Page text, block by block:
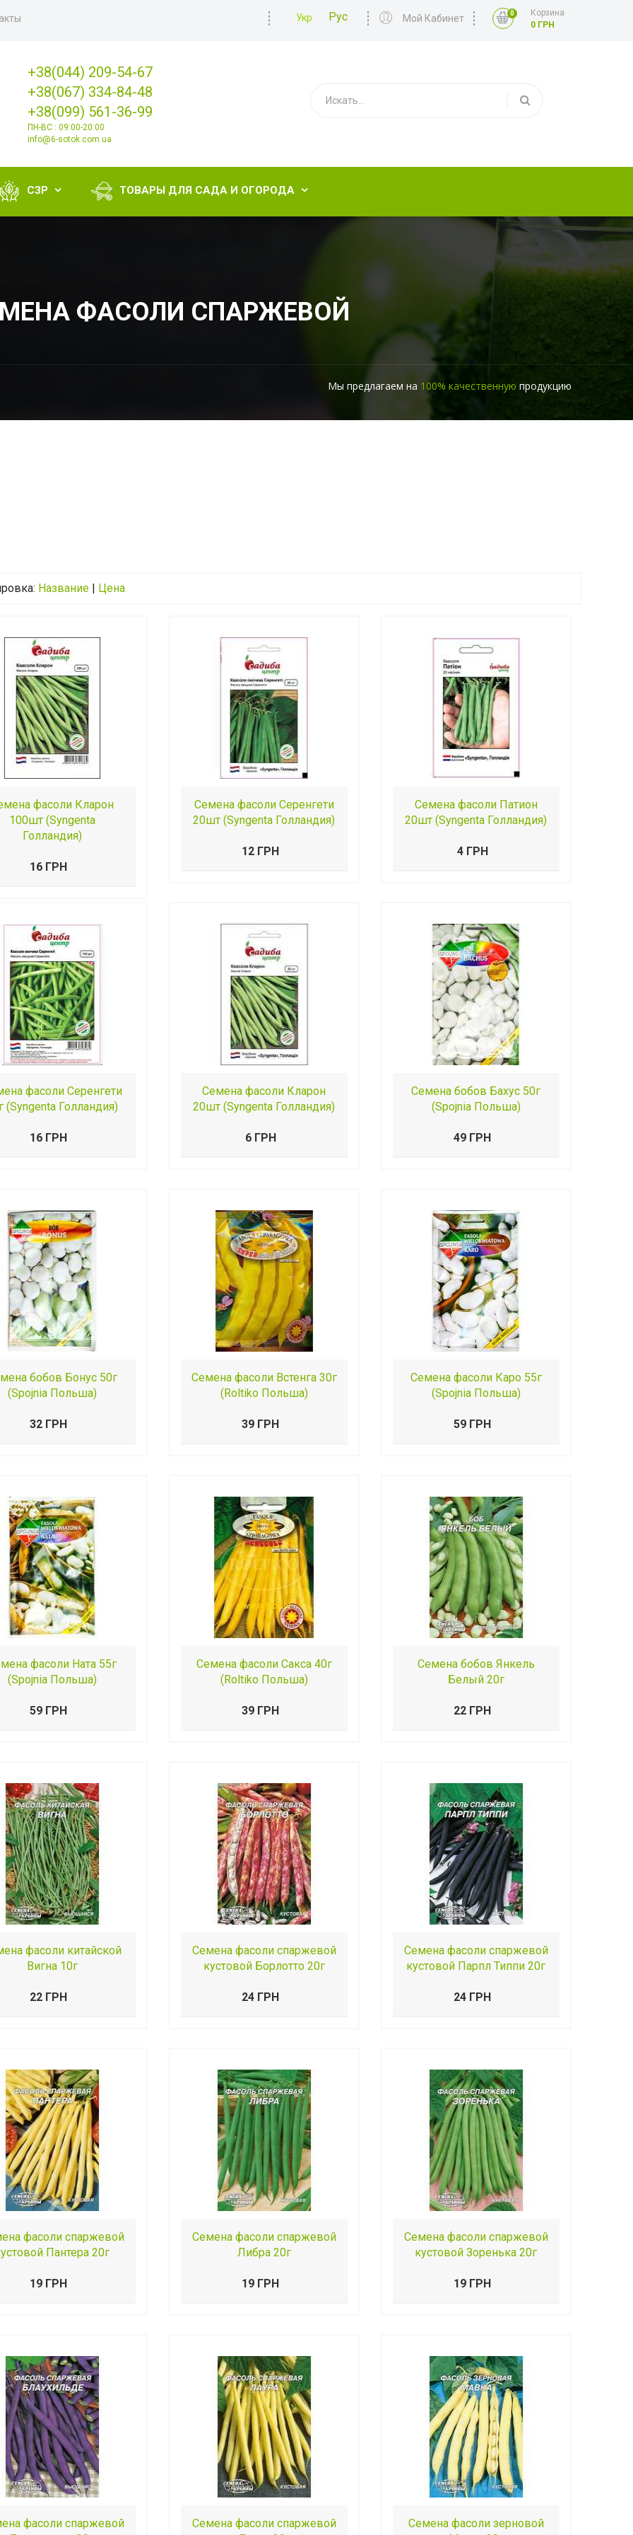
Укр Рус Мой Кабинет 0
Корзина
0 ГРН
+38(044) 209-54-67
+38(067) 334-84-48
+38(099) 561-36-99
ПН-ВС : 09:00-20:00
info@6-sotok.com.ua
СЗР  ТОВАРЫ ДЛЯ САДА И ОГОРОДА 
ФАСОЛИ СПАРЖЕВОЙ
Мы предлагаем на 100% качественную продукцию
Название | Цена
фасоли Кларон
100шт (Syngenta
Голландия)
16 ГРН
Семена фасоли Серенгети
20шт (Syngenta Голландия)
12 ГРН
Семена фасоли Патион
20шт (Syngenta Голландия)
4 ГРН
фасоли Серенгети
(Syngenta Голландия)
16 ГРН
Семена фасоли Кларон
20шт (Syngenta Голландия)
6 ГРН
Семена бобов Бахус 50г
(Spojnia Польша)
49 ГРН
бобов Бонус 50г
(Spojnia Польша)
32 ГРН
Семена фасоли Встенга 30г
(Roltiko Польша)
39 ГРН
Семена фасоли Каро 55г
(Spojnia Польша)
59 ГРН
фасоли Ната 55г
(Spojnia Польша)
59 ГРН
Семена фасоли Сакса 40г
(Roltiko Польша)
39 ГРН
Семена бобов Янкель
Белый 20г
22 ГРН
фасоли китайской
Вигна 10г
22 ГРН
Семена фасоли спаржевой
кустовой Борлотто 20г
24 ГРН
Семена фасоли спаржевой
кустовой Парпл Типпи 20г
24 ГРН
фасоли спаржевой
Пантера 20г
19 ГРН
Семена фасоли спаржевой
Либра 20г
19 ГРН
Семена фасоли спаржевой
кустовой Зоренька 20г
19 ГРН
фасоли спаржевой
Семена фасоли спаржевой
Семена фасоли зерновой